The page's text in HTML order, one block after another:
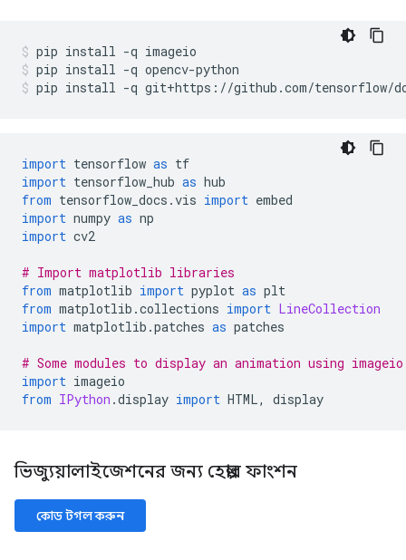
pip install -q imageio
pip install -q opencv-python
pip install -q git+https ://github .com/tensorflow/
import tensorflow as tf
import tensorflow_hub as hub
from tensorflow_docs .vis import embed
import numpy as np
import cv2
# Import matplotlib libraries
from matplotlib import pyplot as plt
from matplotlib .collections import LineCollection
import matplotlib .patches as patches
# Some modules to display an animation using
import imageio
from IPython .display import HTML, display
ভিজ্যুয়ালাইজেশনের জন্য হেল্পার ফাংশন
কোড টগল করুন